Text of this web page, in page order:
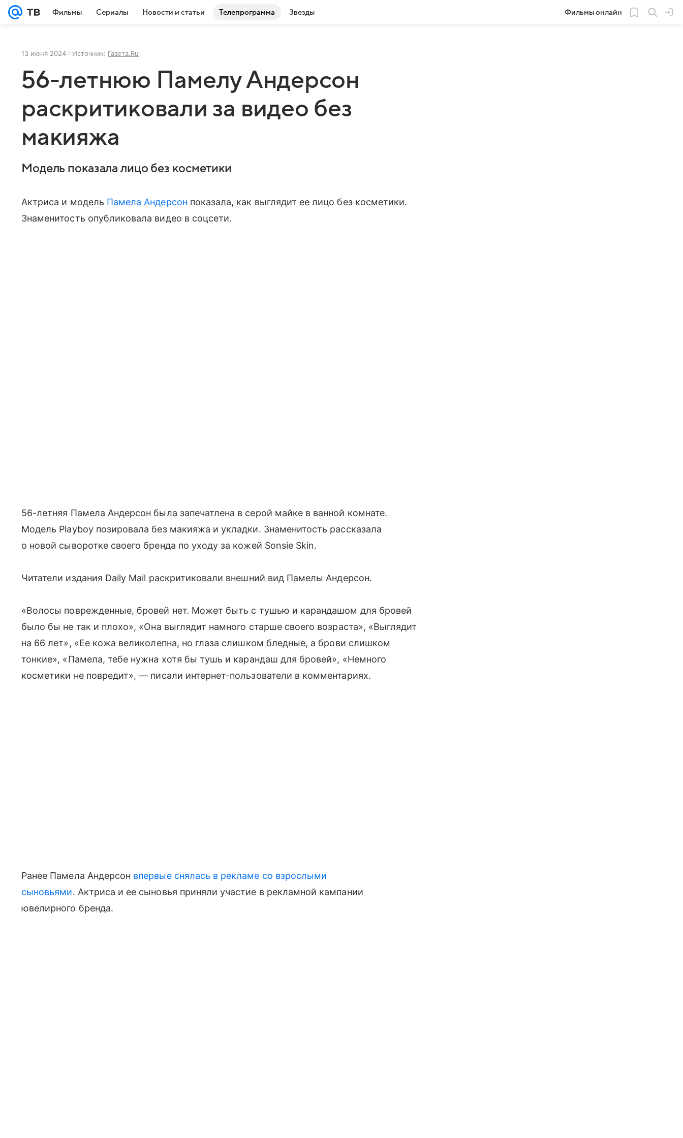
Фильмы Сериалы Новости и статьи Телепрограмма Звезды Фильмы онлайн
13 июня 2024 Источник: Газета.Ru
56-летнюю Памелу Андерсон
раскритиковали за видео без
макияжа
Модель показала лицо без косметики
Актриса и модель Памела Андерсон показала, как выглядит ее лицо без косметики.
Знаменитость опубликовала видео в соцсети.
56-летняя Памела Андерсон была запечатлена в серой майке в ванной комнате.
Модель Playboy позировала без макияжа и укладки. Знаменитость рассказала
о новой сыворотке своего бренда по уходу за кожей Sonsie Skin.
Читатели издания Daily Mail раскритиковали внешний вид Памелы Андерсон.
«Волосы поврежденные, бровей нет. Может быть с тушью и карандашом для бровей
было бы не так и плохо», «Она выглядит намного старше своего возраста», «Выглядит
на 66 лет», «Ее кожа великолепна, но глаза слишком бледные, а брови слишком
тонкие», «Памела, тебе нужна хотя бы тушь и карандаш для бровей», «Немного
косметики не повредит», — писали интернет-пользователи в комментариях.
Ранее Памела Андерсон впервые снялась в рекламе со взрослыми
сыновьями. Актриса и ее сыновья приняли участие в рекламной кампании
ювелирного бренда.